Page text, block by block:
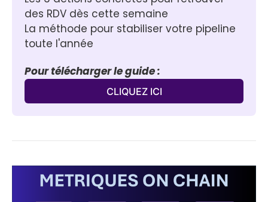
des RDV dès cette semaine
La méthode pour stabiliser votre pipeline
toute l'année
Pour télécharger le guide :
CLIQUEZ ICI